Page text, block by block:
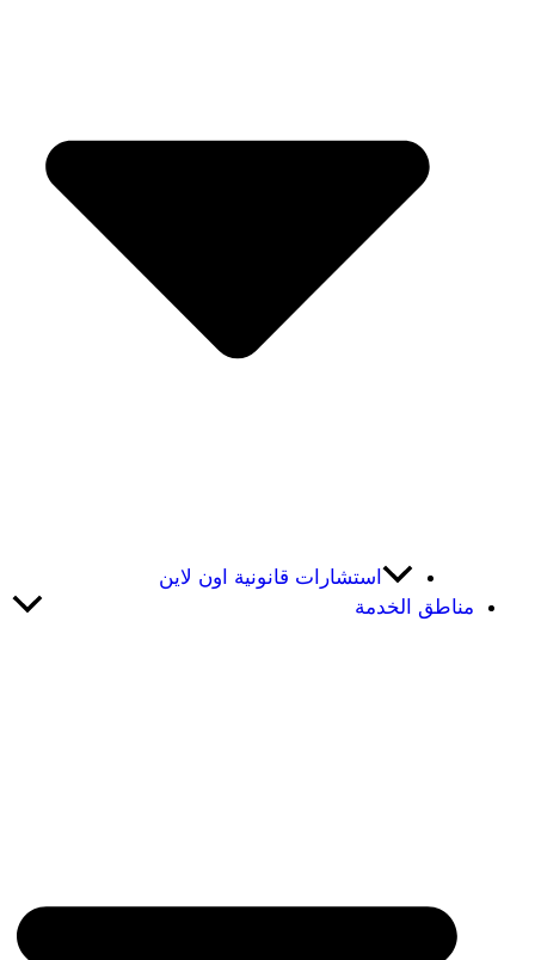
استشارات قانونية اون لاين
مناطق الخدمة